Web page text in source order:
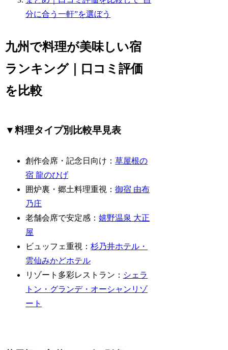
分に合う一軒”を選ぼう
九州で料理が美味しい宿
ランキング｜口コミ評価
を比較
▼料理タイプ別比較早見表
創作会席・記念日向け：草屋根の
宿 龍のひげ
囲炉裏・郷土料理重視：御宿 由布
乃庄
老舗会席で安定感：嬉野温泉 大正
屋
ビュッフェ重視：杉乃井ホテル・
雲仙みかどホテル
リゾート多彩レストラン： シェラ
トン・グランデ・オーシャンリゾ
ート